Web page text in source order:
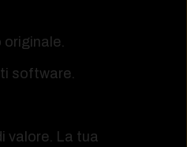
originale.
software.
valore. La tua